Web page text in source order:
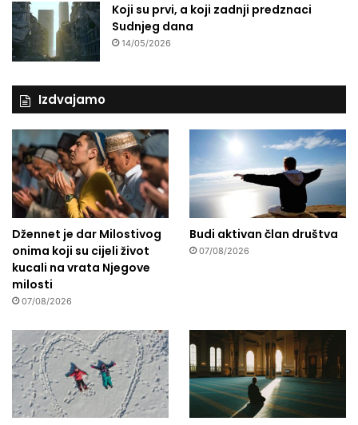
Koji su prvi, a koji zadnji predznaci
Sudnjeg dana
14/05/2026
Izdvajamo
Džennet je dar Milostivog
onima koji su cijeli život
kucali na vrata Njegove
milosti
07/08/2026
Budi aktivan član društva
07/08/2026